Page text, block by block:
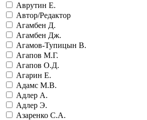
Аврутин Е.
Автор/Редактор
Агамбен Д.
Агамбен Дж.
Агамов-Тупицын В.
Агапов М.Г.
Агапов О.Д.
Агарин Е.
Адамс М.В.
Адлер А.
Адлер Э.
Азаренко С.А.